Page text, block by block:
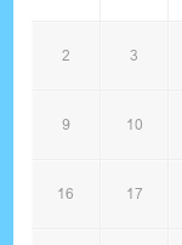
2 3
9 10
16 17